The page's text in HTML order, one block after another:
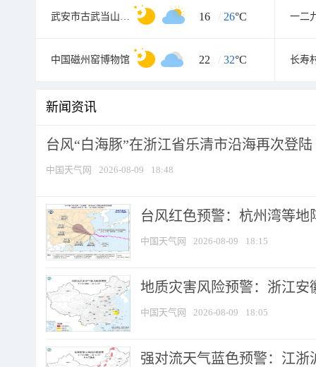
武安市古武当山景区 16 / 26°C
中国磁州窑博物馆 22 / 32°C 长寿
新闻资讯
台风“白海豚”在浙江省乐清市沿海再次登陆
中国天气网 2026-08-09 18:48
台风红色预警：杭州湾等地
中国天气网 2026-08-09 18:15
地质灾害风险预警：浙江安
中国天气网 2026-08-09 18:05
强对流天气蓝色预警：江浙